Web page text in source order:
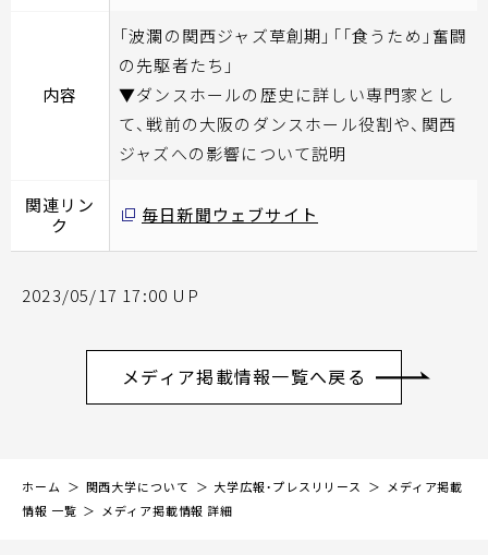
内容
「波瀾の関西ジャズ草創期」「「食うため」奮闘
の先駆者たち」
▼ダンスホールの歴史に詳しい専門家とし
て、戦前の大阪のダンスホール役割や、関西
ジャズへの影響について説明
関連リン
ク
毎日新聞ウェブサイト
2023/05/17 17:00 UP
メディア掲載情報一覧へ戻る
ホーム 関西大学について 大学広報・プレスリリース
メディア掲載
情報 一覧
メディア掲載情報 詳細